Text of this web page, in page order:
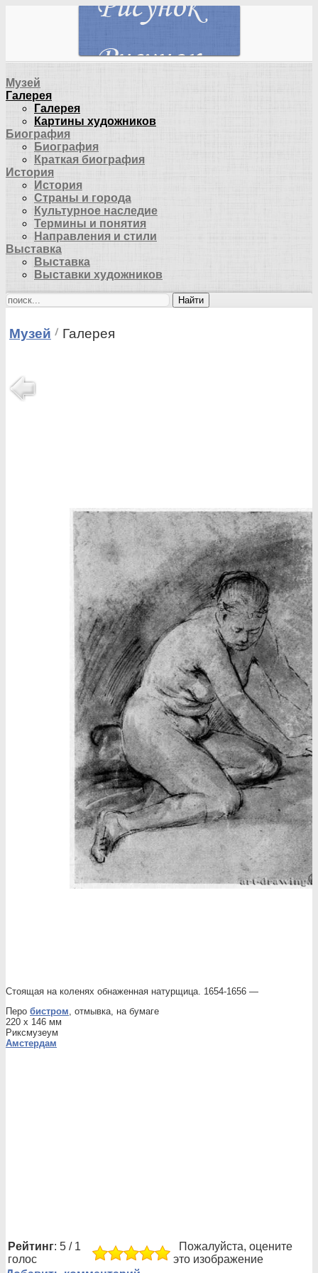
Музей
Галерея
Галерея
Картины художников
Биография
Биография
Краткая биография
История
История
Страны и города
Культурное наследие
Термины и понятия
Направления и стили
Выставка
Выставка
Выставки художников
Найти
Музей Галерея
Стоящая на коленях обнаженная натурщица. 1654-1656 —
Перо бистром, отмывка, на бумаге
220 x 146 мм
Риксмузеум
Амстердам
Рейтинг: 5 / 1
голос
Пожалуйста, оцените
это изображение